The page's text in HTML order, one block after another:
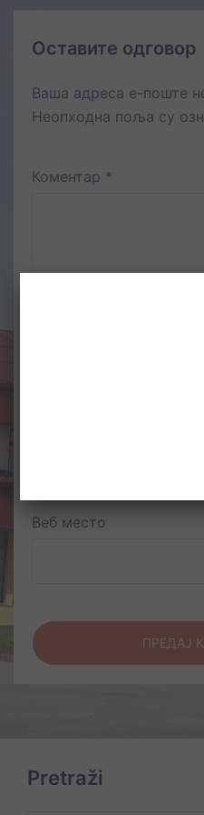
Оставите одговор
Ваша адреса е-поште
Неопходна поља су
Коментар *
Веб место
Pretraži